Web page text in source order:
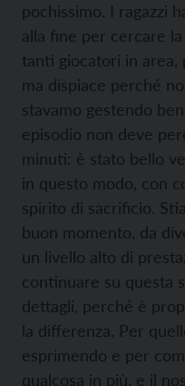
pochissimo. I ragazzi
alla fine per cercare
tanti giocatori in area,
ma dispiace perché
stavamo gestendo
episodio non deve
minuti: è stato bello
in questo modo, con
spirito di sacrificio.
buon momento, da
un livello alto di
continuare su questa
dettagli, perché è
la differenza. Per
esprimendo e per
qualcosa in più, e il